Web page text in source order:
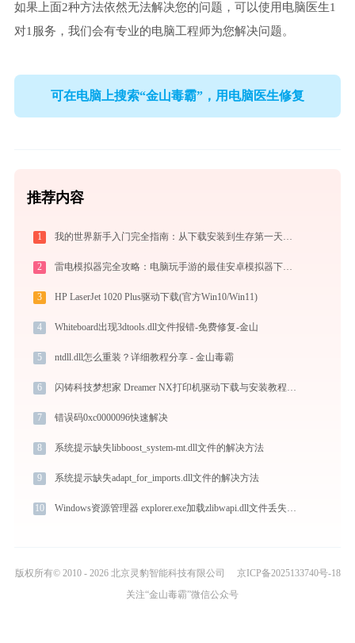
如果上面2种方法依然无法解决您的问题，可以使用电脑医生1
对1服务，我们会有专业的电脑工程师为您解决问题。
可在电脑上搜索“金山毒霸”，用电脑医生修复
推荐内容
1 我的世界新手入门完全指南：从下载安装到生存第一天，一篇讲透
2 雷电模拟器完全攻略：电脑玩手游的最佳安卓模拟器下载安装与优化配置指南
3 HP LaserJet 1020 Plus驱动下载(官方Win10/Win11)
4 Whiteboard出现3dtools.dll文件报错-免费修复-金山
5 ntdll.dll怎么重装？详细教程分享 - 金山毒霸
6 闪铸科技梦想家 Dreamer NX打印机驱动下载与安装教程：新手也能轻松搞定
7 错误码0xc0000096快速解决
8 系统提示缺失libboost_system-mt.dll文件的解决方法
9 系统提示缺失adapt_for_imports.dll文件的解决方法
10 Windows资源管理器 explorer.exe加载zlibwapi.dll文件丢失处理办法
版权所有© 2010 - 2026 北京灵豹智能科技有限公司
京ICP备2025133740号-18
关注“金山毒霸”微信公众号